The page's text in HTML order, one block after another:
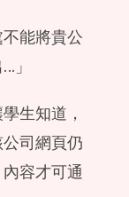
不能將貴公
」
生知道，
司網頁仍
容才可通